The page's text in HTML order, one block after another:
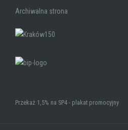
Archiwalna strona
Przekaż 1,5% na SP4 - plakat promocyjny